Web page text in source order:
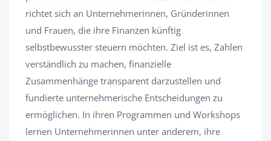
richtet sich an Unternehmerinnen, Gründerinnen
und Frauen, die ihre Finanzen künftig
selbstbewusster steuern möchten. Ziel ist es, Zahlen
verständlich zu machen, finanzielle
Zusammenhänge transparent darzustellen und
fundierte unternehmerische Entscheidungen zu
ermöglichen. In ihren Programmen und Workshops
lernen Unternehmerinnen unter anderem, ihre